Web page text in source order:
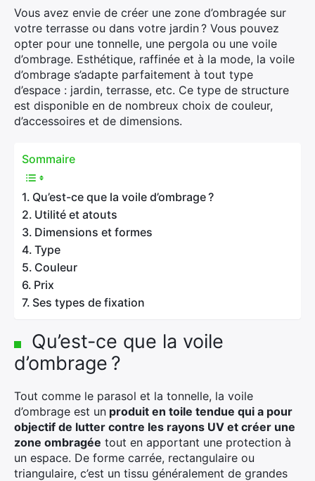
Vous avez envie de créer une zone d’ombragée sur
votre terrasse ou dans votre jardin ? Vous pouvez
opter pour une tonnelle, une pergola ou une voile
d’ombrage. Esthétique, raffinée et à la mode, la voile
d’ombrage s’adapte parfaitement à tout type
d’espace : jardin, terrasse, etc. Ce type de structure
est disponible en de nombreux choix de couleur,
d’accessoires et de dimensions.
Sommaire
Qu’est-ce que la voile d’ombrage ?
Utilité et atouts
Dimensions et formes
Type
Couleur
Prix
Ses types de fixation
Qu’est-ce que la voile
d’ombrage ?
Tout comme le parasol et la tonnelle, la voile
d’ombrage est un produit en toile tendue qui a pour
objectif de lutter contre les rayons UV et créer une
zone ombragée tout en apportant une protection à
un espace. De forme carrée, rectangulaire ou
triangulaire, c’est un tissu généralement de grandes